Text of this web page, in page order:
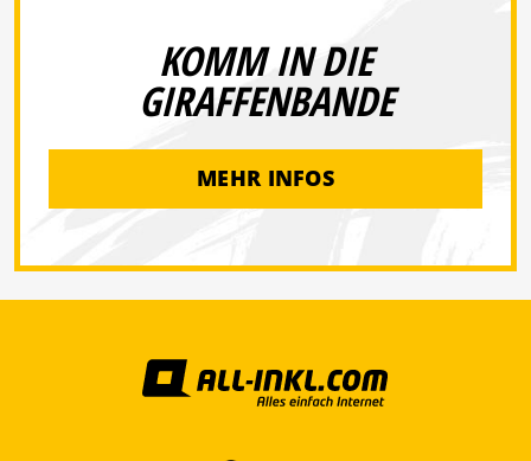
KOMM IN DIE
GIRAFFENBANDE
MEHR INFOS